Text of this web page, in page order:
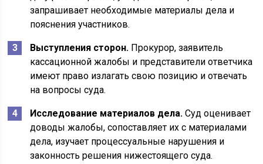
запрашивает необходимые материалы дела и
пояснения участников.
Выступления сторон. Прокурор, заявитель
кассационной жалобы и представители ответчика
имеют право излагать свою позицию и отвечать
на вопросы суда.
Исследование материалов дела. Суд оценивает
доводы жалобы, сопоставляет их с материалами
дела, изучает процессуальные нарушения и
законность решения нижестоящего суда.